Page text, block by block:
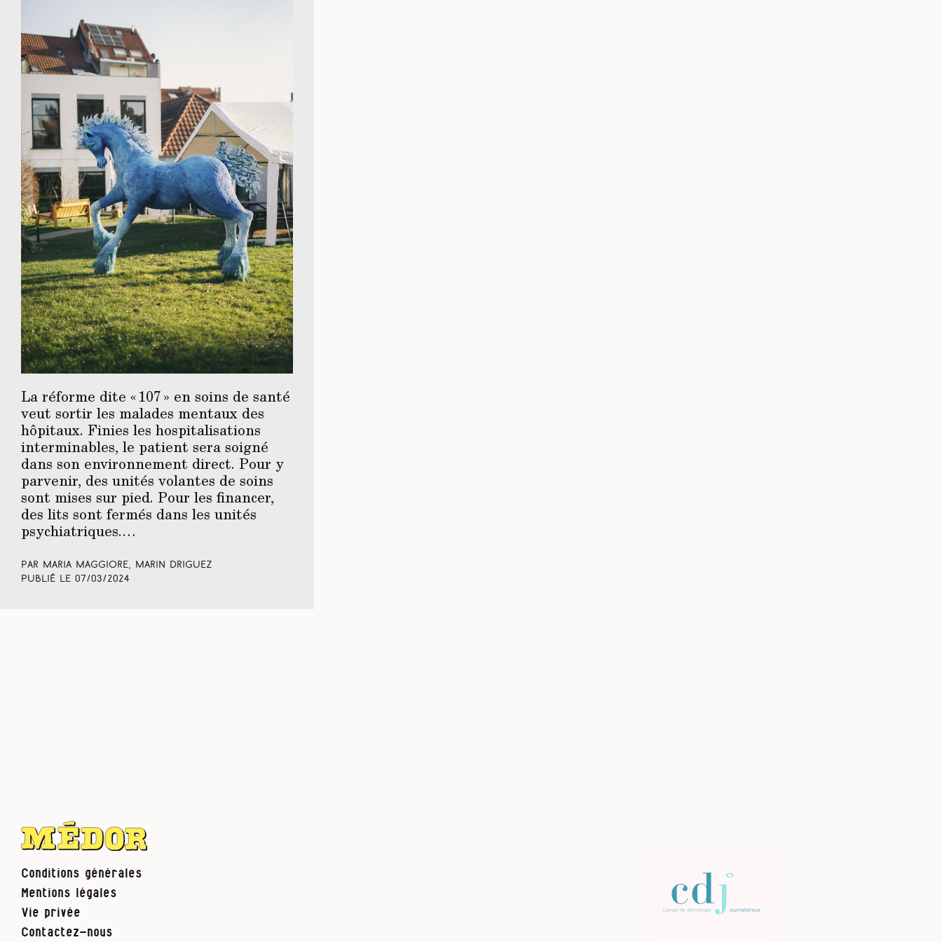
La réforme dite « 107 » en soins de santé
veut sortir les malades mentaux des
hôpitaux. Finies les hospitalisations
interminables, le patient sera soigné
dans son environnement direct. Pour y
parvenir, des unités volantes de soins
sont mises sur pied. Pour les financer,
des lits sont fermés dans les unités
psychiatriques.…
Par Maria Maggiore, Marin Driguez
Publié le 07/03/2024
Conditions générales
Mentions légales
Vie privée
Contactez-nous